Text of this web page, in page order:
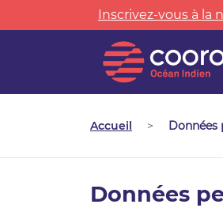
Inscrivez-vous à la
Accueil > Données
Données